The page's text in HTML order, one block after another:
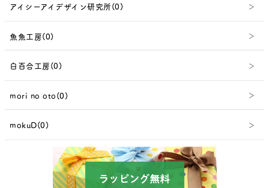
アイシーアイデザイン研究所(0)
魚魚工房(0)
白百合工房(0)
mori no oto(0)
mokuD(0)